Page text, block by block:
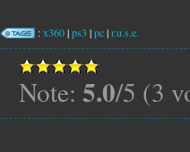
:x360|ps3 |pc|r.u.s.e.
Note: 5.0/5 (3